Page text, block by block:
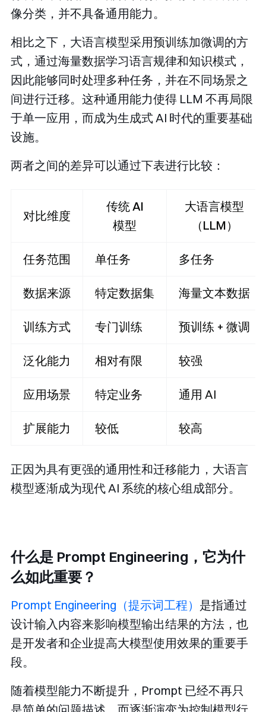
像分类，并不具备通用能力。
相比之下，大语言模型采用预训练加微调的方
式，通过海量数据学习语言规律和知识模式，
因此能够同时处理多种任务，并在不同场景之
间进行迁移。这种通用能力使得 LLM 不再局限
于单一应用，而成为生成式 AI 时代的重要基础
设施。
两者之间的差异可以通过下表进行比较：
对比维度
传统 AI
模型
大语言模型
（LLM）
任务范围 单任务 多任务
数据来源 特定数据集 海量文本数据
训练方式 专门训练 预训练 + 微调
泛化能力 相对有限 较强
应用场景 特定业务 通用 AI
扩展能力 较低 较高
正因为具有更强的通用性和迁移能力，大语言
模型逐渐成为现代 AI 系统的核心组成部分。
什么是 Prompt Engineering，它为什
么如此重要？
Prompt Engineering（提示词工程） 是指通过
设计输入内容来影响模型输出结果的方法，也
是开发者和企业提高大模型使用效果的重要手
段。
随着模型能力不断提升，Prompt 已经不再只